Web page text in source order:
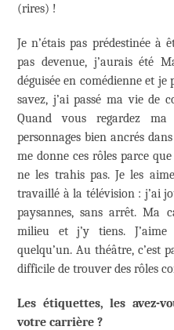
(rires) !
Je n’étais pas prédestinée à
pas devenue, j’aurais été
déguisée en comédienne et je
savez, j’ai passé ma vie de
Quand vous regardez
personnages bien ancrés
me donne ces rôles parce
ne les trahis pas. Je les
travaillé à la télévision : j’ai
paysannes, sans arrêt. Ma
milieu et j’y tiens. J’aime
quelqu’un. Au théâtre, c’est
difficile de trouver des rôles
Les étiquettes, les avez-
votre carrière ?